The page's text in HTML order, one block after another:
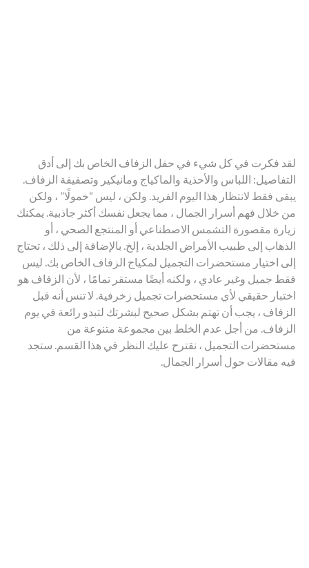
لقد فكرت في كل شيء في حفل الزفاف الخاص بك إلى أدق
التفاصيل: اللباس والأحذية والماكياج ومانيكير وتصفيفة الزفاف.
يبقى فقط لانتظار هذا اليوم الفريد. ولكن ، ليس “خمولًا” ، ولكن
من خلال فهم أسرار الجمال ، مما يجعل نفسك أكثر جاذبية. يمكنك
زيارة مقصورة التشمس الاصطناعي أو المنتجع الصحي ، أو
الذهاب إلى طبيب الأمراض الجلدية ، إلخ. بالإضافة إلى ذلك ، تحتاج
إلى اختيار مستحضرات التجميل لمكياج الزفاف الخاص بك. ليس
فقط جميل وغير عادي ، ولكنه أيضًا مستقر تمامًا ، لأن الزفاف هو
اختبار حقيقي لأي مستحضرات تجميل زخرفية. لا تنس أنه قبل
الزفاف ، يجب أن تهتم بشكل صحيح لبشرتك لتبدو رائعة في يوم
الزفاف. من أجل عدم الخلط بين مجموعة متنوعة من
مستحضرات التجميل ، نقترح عليك النظر في هذا القسم. ستجد
فيه مقالات حول أسرار الجمال.